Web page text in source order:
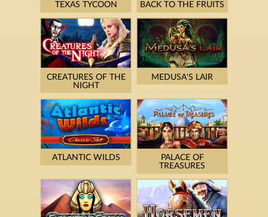
TEXAS TYCOON BACK TO THE FRUITS
CREATURES OF THE
NIGHT
MEDUSA'S LAIR
ATLANTIC WILDS
PALACE OF
TREASURES